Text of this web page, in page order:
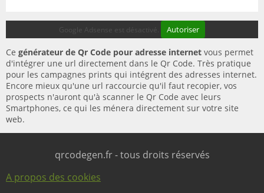
Google Adsense est désactivé. Autoriser
Ce générateur de Qr Code pour adresse internet vous permet
d'intégrer une url directement dans le Qr Code. Très pratique
pour les campagnes prints qui intégrent des adresses internet.
Encore mieux qu'une url raccourcie qu'il faut recopier, vos
prospects n'auront qu'à scanner le Qr Code avec leurs
Smartphones, ce qui les ménera directement sur votre site
web.
qrcodegen.fr - tous droits réservés
A propos des cookies